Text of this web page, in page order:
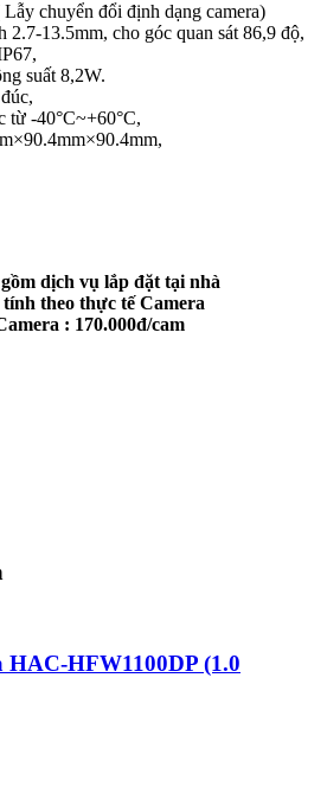
chuyển đổi định dạng camera)
2.7-13.5mm, cho góc quan sát 86,9 độ,
suất 8,2W.
từ -40°C~+60°C,
dịch vụ lắp đặt tại nhà
theo thực tế Camera
: 170.000đ/cam
HAC-HFW1100DP (1.0